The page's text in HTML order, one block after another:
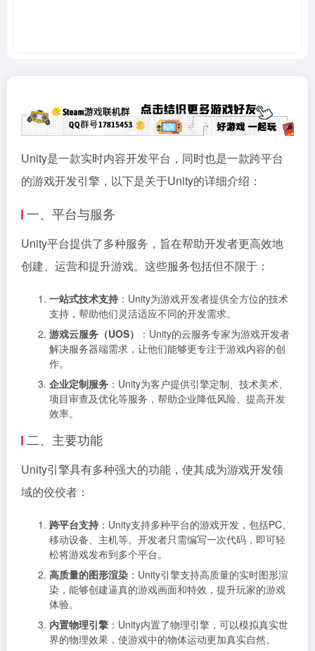
Unity是一款实时内容开发平台，同时也是一款跨平台
的游戏开发引擎，以下是关于Unity的详细介绍：
一、平台与服务
Unity平台提供了多种服务，旨在帮助开发者更高效地
创建、运营和提升游戏。这些服务包括但不限于：
一站式技术支持 ：Unity为游戏开发者提供全方位的技术
支持，帮助他们灵活适应不同的开发需求。
游戏云服务（UOS）
：Unity的云服务专家为游戏开发者
解决服务器端需求，让他们能够更专注于游戏内容的创
作。
企业定制服务 ：Unity为客户提供引擎定制、技术美术、
项目审查及优化等服务，帮助企业降低风险、提高开发
效率。
二、主要功能
Unity引擎具有多种强大的功能，使其成为游戏开发领
域的佼佼者：
跨平台支持 ：Unity支持多种平台的游戏开发，包括PC、
移动设备、主机等。开发者只需编写一次代码，即可轻
松将游戏发布到多个平台。
高质量的图形渲染 ：Unity引擎支持高质量的实时图形渲
染，能够创建逼真的游戏画面和特效，提升玩家的游戏
体验。
内置物理引擎 ：Unity内置了物理引擎，可以模拟真实世
界的物理效果，使游戏中的物体运动更加真实自然。